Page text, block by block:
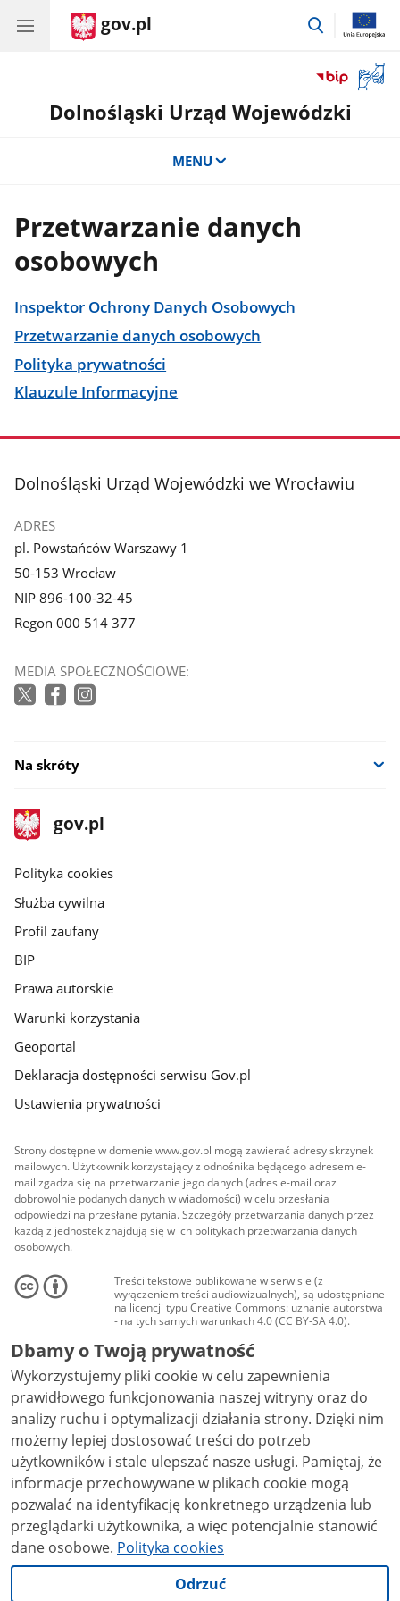
gov.pl
przejdź
okno
Dolnośląski Urząd Wojewódzki
MENU
Przetwarzanie danych
osobowych
Inspektor Ochrony Danych Osobowych
Przetwarzanie danych osobowych
Polityka prywatności
Klauzule Informacyjne
stopka
Dolnośląski Urząd Wojewódzki we Wrocławiu
ADRES
pl. Powstańców Warszawy 1
50-153 Wrocław
NIP 896-100-32-45
Regon 000 514 377
MEDIA SPOŁECZNOŚCIOWE:
Na skróty
stopka
gov.pl
Strona
gov.pl
gov.pl
Polityka cookies
Służba cywilna
Profil zaufany
BIP
Prawa autorskie
Warunki korzystania
Geoportal
Deklaracja dostępności serwisu Gov.pl
Ustawienia prywatności
Strony dostępne w domenie www.gov.pl mogą zawierać adresy skrzynek
mailowych. Użytkownik korzystający z odnośnika będącego adresem e-
mail zgadza się na przetwarzanie jego danych (adres e-mail oraz
dobrowolnie podanych danych w wiadomości) w celu przesłania
odpowiedzi na przesłane pytania. Szczegóły przetwarzania danych przez
każdą z jednostek znajdują się w ich politykach przetwarzania danych
osobowych.
Treści tekstowe publikowane w serwisie (z
wyłączeniem treści audiowizualnych), są udostępniane
na licencji typu Creative Commons: uznanie autorstwa
- na tych samych warunkach 4.0 (CC BY-SA 4.0).
Materiały audiowizualne, w tym zdjęcia, materiały
audio i wideo, są udostępniane na licencji typu
Creative Commons: uznanie autorstwa użycie
niekomercyjne - bez utworów zależnych 4.0 (CC BY-
NC-ND 4.0), o ile nie jest to stwierdzone inaczej.
Dbamy o Twoją prywatność
Wykorzystujemy pliki cookie w celu zapewnienia
prawidłowego funkcjonowania naszej witryny oraz do
analizy ruchu i optymalizacji działania strony. Dzięki nim
możemy lepiej dostosować treści do potrzeb
użytkowników i stale ulepszać nasze usługi. Pamiętaj, że
informacje przechowywane w plikach cookie mogą
pozwalać na identyfikację konkretnego urządzenia lub
przeglądarki użytkownika, a więc potencjalnie stanowić
dane osobowe. Polityka cookies
Odrzuć